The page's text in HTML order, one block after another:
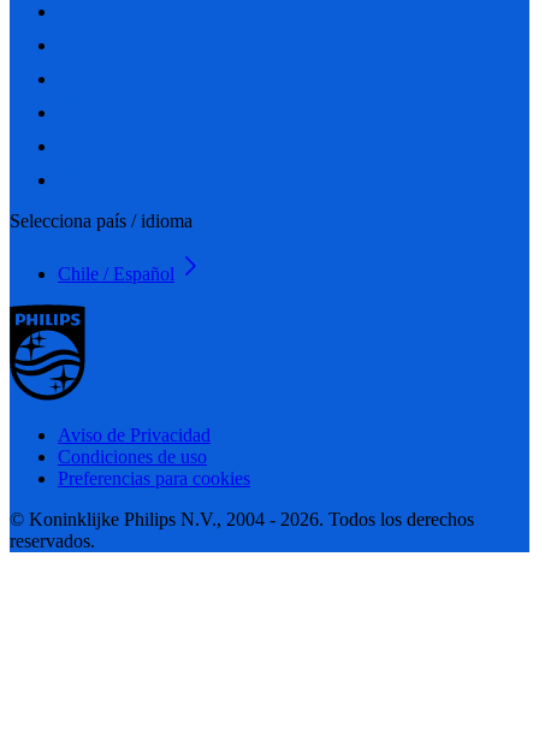
Selecciona país / idioma
Chile / Español
Aviso de Privacidad
Condiciones de uso
Preferencias para cookies
© Koninklijke Philips N.V., 2004 - 2026. Todos los derechos
reservados.